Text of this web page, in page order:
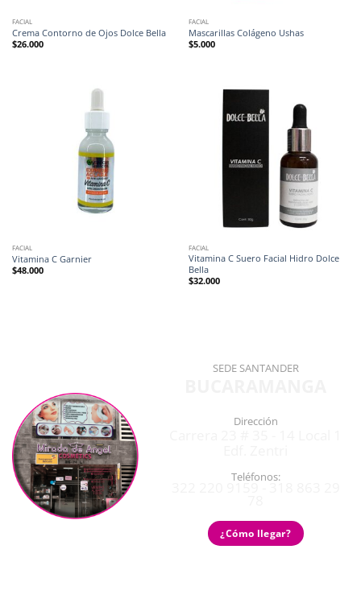
FACIAL
Crema Contorno de Ojos Dolce Bella
$26.000
FACIAL
Mascarillas Colágeno Ushas
$5.000
FACIAL
Vitamina C Garnier
$48.000
FACIAL
Vitamina C Suero Facial Hidro Dolce
Bella
$32.000
SEDE SANTANDER
Dirección
Teléfonos:
¿Cómo llegar?